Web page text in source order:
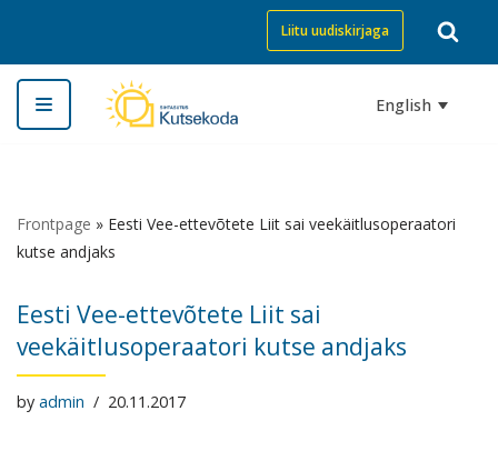
Skip
to
content
Liitu uudiskirjaga
English
Frontpage » Eesti Vee-ettevõtete Liit sai veekäitlusoperaatori
kutse andjaks
Eesti Vee-ettevõtete Liit sai
veekäitlusoperaatori kutse andjaks
by admin 20.11.2017